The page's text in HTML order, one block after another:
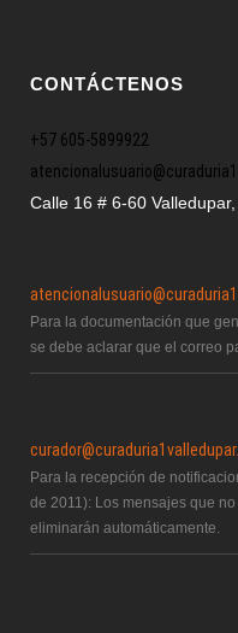
CONTÁCTENOS
+57 605-5899922
Calle 16 # 6-60
Para la documentación que
se debe aclarar que el correo
Para la recepción de
de 2011): Los mensajes que
eliminarán automáticamente.